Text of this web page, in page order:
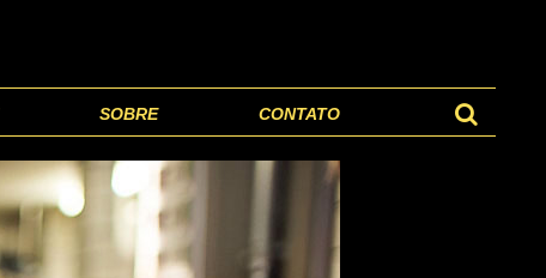
SOBRE CONTATO